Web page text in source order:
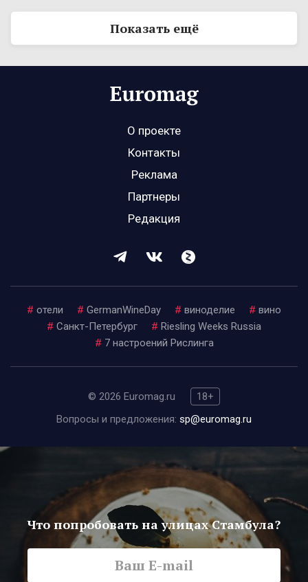
Показать ещё
О проекте
Контакты
Реклама
Партнеры
Редакция
# отели # GermanWineDay # виноделие # вино
# Санкт-Петербург # Riesling Weeks Russia
# 7 настроений Рислинга
© 2026 Euromag.ru
18+
Вопросы и предложения: sp@euromag.ru
Что попробовать на улицах Стамбула?